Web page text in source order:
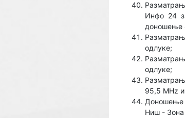
Инфо 24
доношење
одлуке;
одлуке;
95,5 MHz
Доношење
Ниш - Зона